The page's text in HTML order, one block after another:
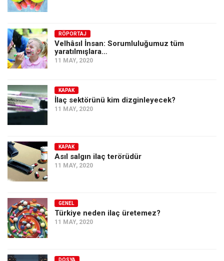
Amerika
Avustralya
Tarih
Düşünce
Dosyalar
RÖPORTAJ
Velhâsıl İnsan: Sorumluluğumuz tüm
yaratılmışlara…
11 MAY, 2020
KAPAK
İlaç sektörünü kim dizginleyecek?
11 MAY, 2020
KAPAK
Asıl salgın ilaç terörüdür
11 MAY, 2020
GENEL
Türkiye neden ilaç üretemez?
11 MAY, 2020
DOSYA